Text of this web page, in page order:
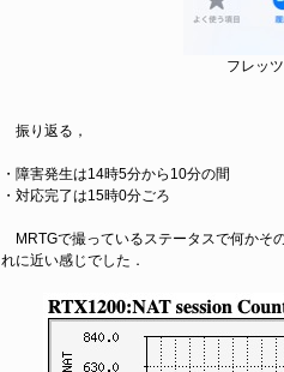
フレッ
振り返る，
・障害発生は14時5分から10分の間
・対応完了は15時0分ごろ
MRTGで撮っているステータスで何かそ
れに近い感じでした．